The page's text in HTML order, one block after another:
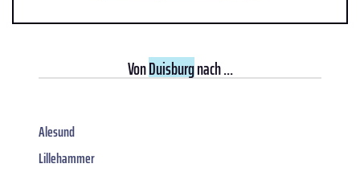
VonDuisburgnach ...
Alesund
Lillehammer